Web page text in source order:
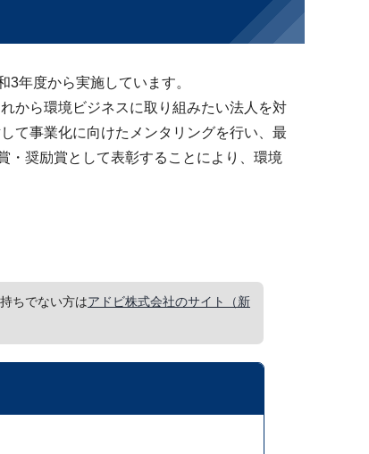
年度から実施しています。
から環境ビジネスに取り組みたい法⼈を対
て事業化に向けたメンタリングを⾏い、最
・奨励賞として表彰することにより、環境
ちでない方はアドビ株式会社のサイト（新